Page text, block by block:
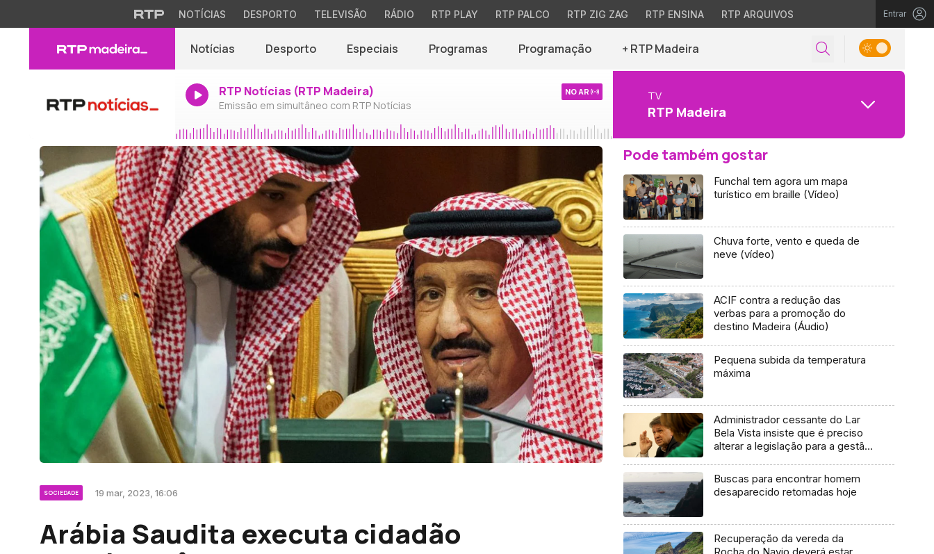
NOTÍCIAS DESPORTO TELEVISÃO RÁDIO RTP PLAY RTP PALCO RTP ZIG ZAG RTP ENSINA RTP ARQUIVOS Entrar
Notícias Desporto Especiais Programas Programação + RTP Madeira
RTP Notícias (RTP Madeira)
Emissão em simultâneo com RTP Notícias
NO AR TV
RTP Madeira
SOCIEDADE 19 mar, 2023, 16:06
Arábia Saudita executa cidadão
Pode também gostar
Funchal tem agora um mapa
turístico em braille (Vídeo)
Chuva forte, vento e queda de
neve (vídeo)
ACIF contra a redução das
verbas para a promoção do
destino Madeira (Áudio)
Pequena subida da temperatura
máxima
Administrador cessante do Lar
Bela Vista insiste que é preciso
alterar a legislação para a gestão
Buscas para encontrar homem
desaparecido retomadas hoje
Recuperação da vereda da